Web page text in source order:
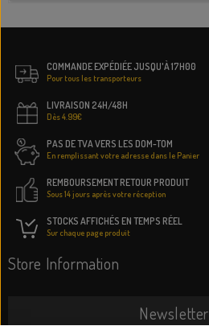
COMMANDE EXPÉDIÉE JUSQU'À 17H00
Pour tous les transporteurs
LIVRAISON 24H/48H
Dès 4.99€
PAS DE TVA VERS LES DOM-TOM
En remplissant votre adresse dans le Panier
REMBOURSEMENT RETOUR PRODUIT
Sous 14 jours après votre réception
STOCKS AFFICHÉS EN TEMPS RÉEL
Sur chaque page produit
Store Information
Newsletter